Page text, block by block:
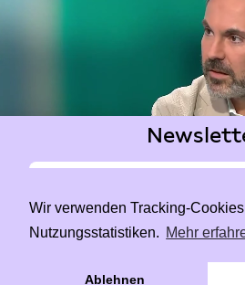
Wir verwenden Tracking-
Nutzungsstatistiken. Mehr
Ablehnen